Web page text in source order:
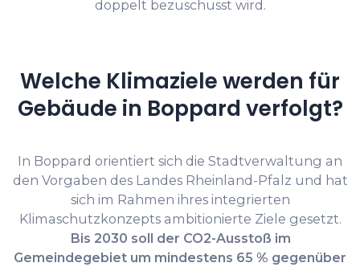
doppelt bezuschusst wird.
Welche Klimaziele werden für
Gebäude in Boppard verfolgt?
In Boppard orientiert sich die Stadtverwaltung an
den Vorgaben des Landes Rheinland-Pfalz und hat
sich im Rahmen ihres integrierten
Klimaschutzkonzepts ambitionierte Ziele gesetzt.
Bis 2030 soll der CO2-Ausstoß im
Gemeindegebiet um mindestens 65 % gegenüber